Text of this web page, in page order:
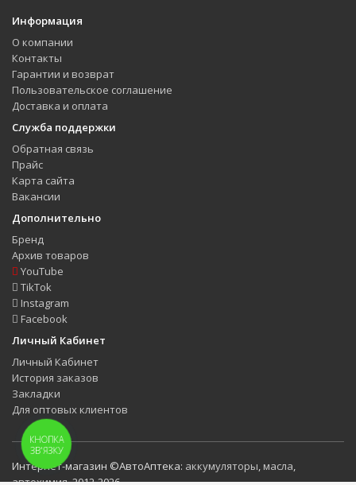
Информация
О компании
Контакты
Гарантии и возврат
Пользовательское соглашение
Доставка и оплата
Служба поддержки
Обратная связь
Прайс
Карта сайта
Вакансии
Дополнительно
Бренд
Архив товаров
YouTube
TikTok
Instagram
Facebook
Личный Кабинет
Личный Кабинет
История заказов
Закладки
Для оптовых клиентов
Интернет-магазин ©АвтоАптека: аккумуляторы, масла,
автохимия. 2012-2026
КНОПКА
ЗВ'ЯЗКУ